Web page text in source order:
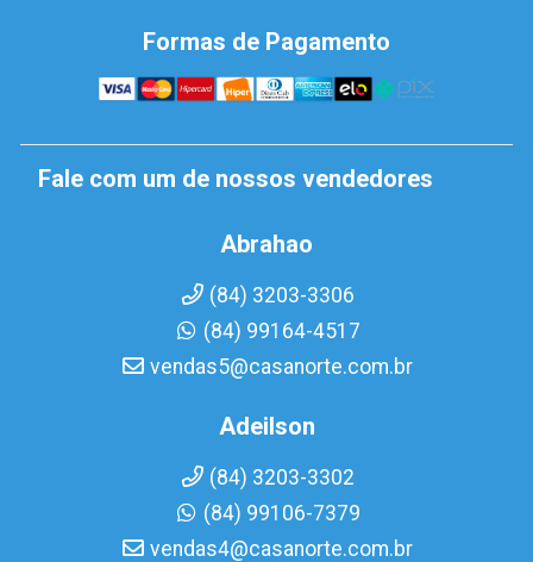
Formas de Pagamento
Fale com um de nossos vendedores
Abrahao
(84) 3203-3306
(84) 99164-4517
vendas5@casanorte.com.br
Adeilson
(84) 3203-3302
(84) 99106-7379
vendas4@casanorte.com.br